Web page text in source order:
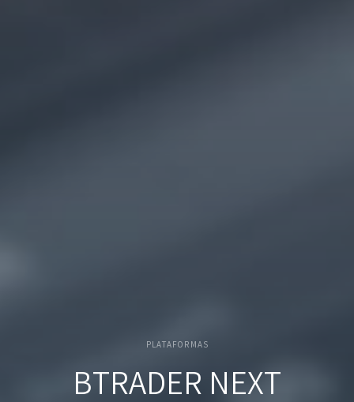
PLATAFORMAS
BTRADER NEXT